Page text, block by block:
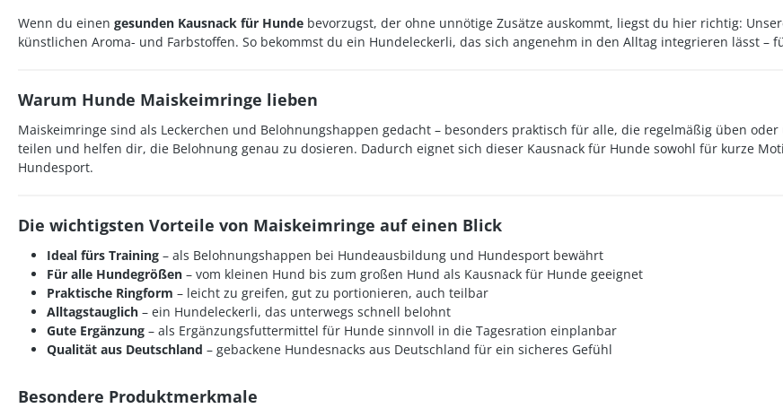
Wenn du einen gesunden Kausnack für Hunde bevorzugst, der ohne unnötige Zusätze auskommt, liegst du hier richtig:
künstlichen Aroma- und Farbstoffen. So bekommst du ein Hundeleckerli, das sich angenehm in den Alltag integrieren lässt
Warum Hunde Maiskeimringe lieben
Maiskeimringe sind als Leckerchen und Belohnungshappen gedacht – besonders praktisch für alle, die regelmäßig üben
teilen und helfen dir, die Belohnung genau zu dosieren. Dadurch eignet sich dieser Kausnack für Hunde sowohl für kurze
Hundesport.
Die wichtigsten Vorteile von Maiskeimringe auf einen Blick
Ideal fürs Training – als Belohnungshappen bei Hundeausbildung und Hundesport bewährt
Für alle Hundegrößen – vom kleinen Hund bis zum großen Hund als Kausnack für Hunde geeignet
Praktische Ringform – leicht zu greifen, gut zu portionieren, auch teilbar
Alltagstauglich – ein Hundeleckerli, das unterwegs schnell belohnt
Gute Ergänzung – als Ergänzungsfuttermittel für Hunde sinnvoll in die Tagesration einplanbar
Qualität aus Deutschland – gebackene Hundesnacks aus Deutschland für ein sicheres Gefühl
Besondere Produktmerkmale